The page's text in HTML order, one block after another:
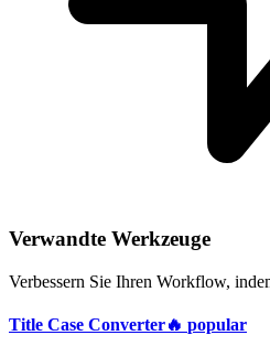
Verwandte Werkzeuge
Verbessern Sie Ihren Workflow,
Title Case Converter🔥 popular